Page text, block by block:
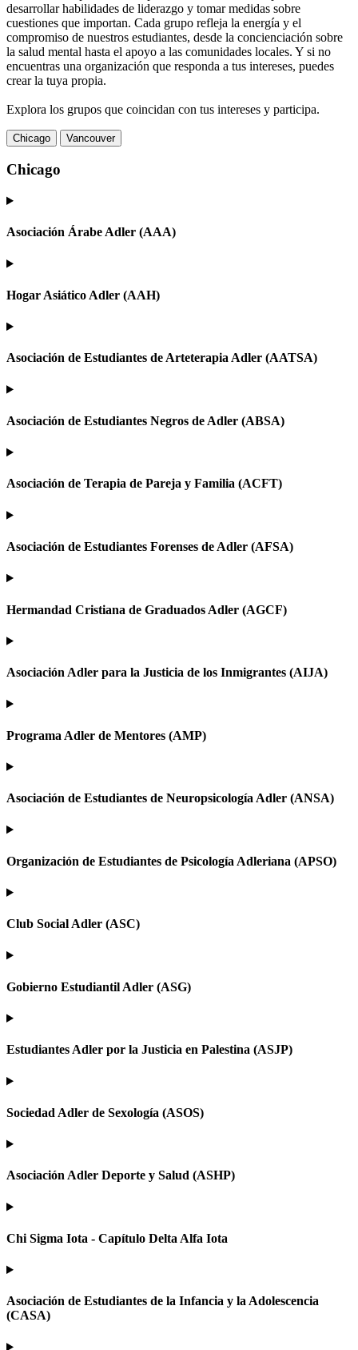
desarrollar habilidades de liderazgo y tomar medidas sobre
cuestiones que importan. Cada grupo refleja la energía y el
compromiso de nuestros estudiantes, desde la concienciación sobre
la salud mental hasta el apoyo a las comunidades locales. Y si no
encuentras una organización que responda a tus intereses, puedes
crear la tuya propia.
Explora los grupos que coincidan con tus intereses y participa.
Chicago Vancouver
Chicago
Asociación Árabe Adler (AAA)
Hogar Asiático Adler (AAH)
Asociación de Estudiantes de Arteterapia Adler (AATSA)
Asociación de Estudiantes Negros de Adler (ABSA)
Asociación de Terapia de Pareja y Familia (ACFT)
Asociación de Estudiantes Forenses de Adler (AFSA)
Hermandad Cristiana de Graduados Adler (AGCF)
Asociación Adler para la Justicia de los Inmigrantes (AIJA)
Programa Adler de Mentores (AMP)
Asociación de Estudiantes de Neuropsicología Adler (ANSA)
Organización de Estudiantes de Psicología Adleriana (APSO)
Club Social Adler (ASC)
Gobierno Estudiantil Adler (ASG)
Estudiantes Adler por la Justicia en Palestina (ASJP)
Sociedad Adler de Sexología (ASOS)
Asociación Adler Deporte y Salud (ASHP)
Chi Sigma Iota - Capítulo Delta Alfa Iota
Asociación de Estudiantes de la Infancia y la Adolescencia
(CASA)